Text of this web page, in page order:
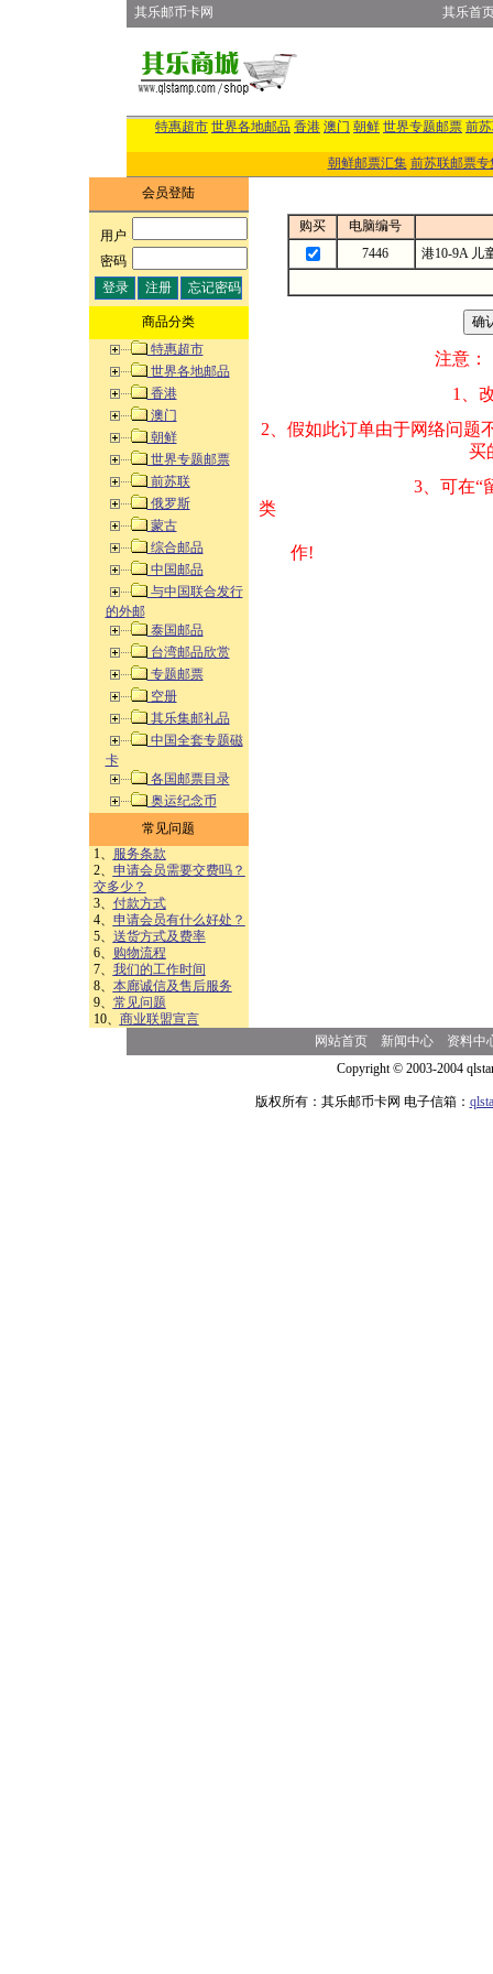
其乐邮币卡网 其乐首
特惠超市 世界各地邮品 香港 澳门 朝鲜 世界专题邮票 前
朝鲜邮票汇集 前苏联邮票专
会员登陆
用户:
密码:
商品分类
特惠超市
世界各地邮品
香港
澳门
朝鲜
世界专题邮票
前苏联
俄罗斯
蒙古
综合邮品
中国邮品
与中国联合发行
的外邮
泰国邮品
台湾邮品欣赏
专题邮票
空册
其乐集邮礼品
中国全套专题磁
卡
各国邮票目录
奥运纪念币
常见问题
1、
服务条款
2、 申请会员需要交费吗？
交多少？
3、 付款方式
4、 申请会员有什么好处？
5、 送货方式及费率
6、
购物流程
7、 我们的工作时间
8、 本廊诚信及售后服务
9、 常见问题
10、 商业联盟宣言
购买
电脑编号
7446
港10-9A 儿
注意：
1、改变商品数量
2、假如此订单由
买的邮品的“
3、可在“
类 方式告之
作!
网站首页 新闻中心
资料中
Copyright © 2003-2004
版权所有：其乐邮币卡网 电子信箱：